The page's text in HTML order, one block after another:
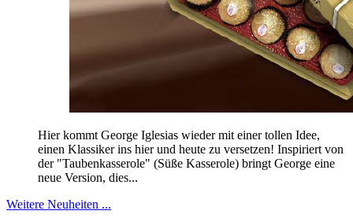
Hier kommt George Iglesias wieder mit einer tollen Idee,
einen Klassiker ins hier und heute zu versetzen! Inspiriert von
der "Taubenkasserole" (Süße Kasserole) bringt George eine
neue Version, dies...
Weitere Neuheiten ...